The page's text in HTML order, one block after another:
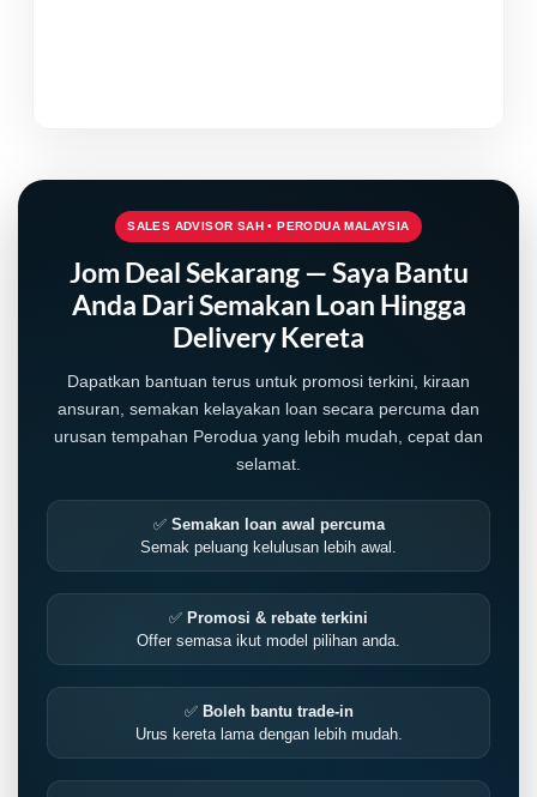
LIVE
SALES ADVISOR SAH • PERODUA MALAYSIA
Jom Deal Sekarang — Saya Bantu
Anda Dari Semakan Loan Hingga
Delivery Kereta
Dapatkan bantuan terus untuk promosi terkini, kiraan
ansuran, semakan kelayakan loan secara percuma dan
urusan tempahan Perodua yang lebih mudah, cepat dan
selamat.
✅ Semakan loan awal percuma
Semak peluang kelulusan lebih awal.
✅ Promosi & rebate terkini
Offer semasa ikut model pilihan anda.
✅ Boleh bantu trade-in
Urus kereta lama dengan lebih mudah.